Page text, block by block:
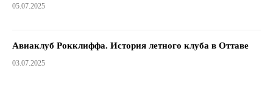
05.07.2025
Авиаклуб Рокклиффа. История летного клуба в Оттаве
03.07.2025